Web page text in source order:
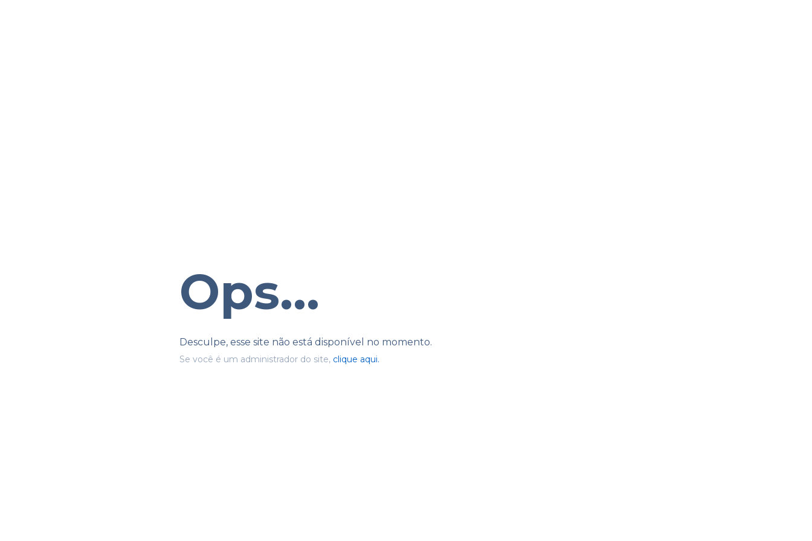
Ops...
Desculpe, esse site não está disponível no momento.
Se você é um administrador do site, clique aqui.